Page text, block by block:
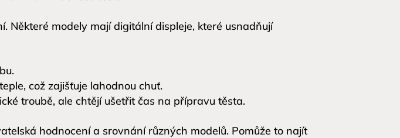
Některé modely mají digitální displeje, které usnadňují
což zajišťuje lahodnou chuť.
troubě, ale chtějí ušetřit čas na přípravu těsta.
hodnocení a srovnání různých modelů. Pomůže to najít